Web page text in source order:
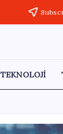
TEKNOLOJİ